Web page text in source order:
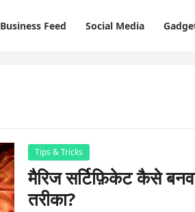
Business Feed Social Media
Tips & Tricks
मैरिज सर्टिफ़िकेट कैसे
तरीका?